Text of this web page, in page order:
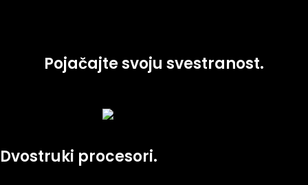
Pojačajte svoju svestranost.
Dvostruki procesori.